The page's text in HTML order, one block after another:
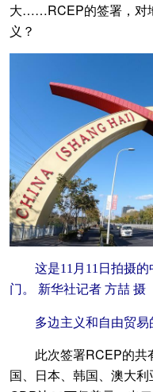
大……RCEP的签署，对
义？
这是11月11日拍摄的
门。 新华社记者 方喆 摄
多边主义和自由贸易
此次签署RCEP的共
国、日本、韩国、澳大